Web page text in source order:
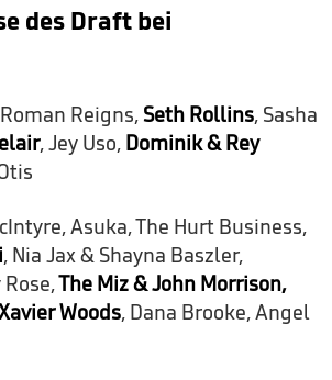
des Draft bei
Roman Reigns,Seth Rollins, Sasha
, Jey Uso, Dominik & Rey
Asuka, The Hurt Business,
, Nia Jax & Shayna Baszler,
The Miz & John Morrison,
Woods, Dana Brooke, Angel